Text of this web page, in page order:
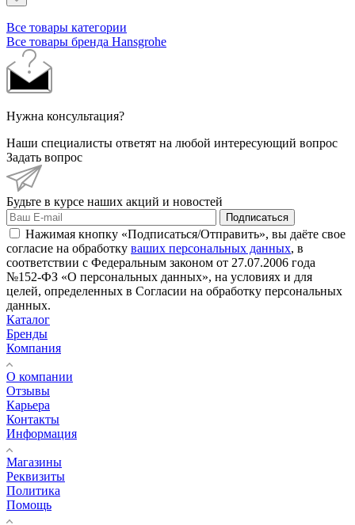
Все товары категории
Все товары бренда Hansgrohe
Нужна консультация?
Наши специалисты ответят на любой интересующий вопрос
Задать вопрос
Будьте в курсе наших акций и новостей
Подписаться
Нажимая кнопку «Подписаться/Отправить», вы даёте свое
согласие на обработку ваших персональных данных, в
соответствии с Федеральным законом от 27.07.2006 года
№152-ФЗ «О персональных данных», на условиях и для
целей, определенных в Согласии на обработку персональных
данных.
Каталог
Бренды
Компания
О компании
Отзывы
Карьера
Контакты
Информация
Магазины
Реквизиты
Политика
Помощь